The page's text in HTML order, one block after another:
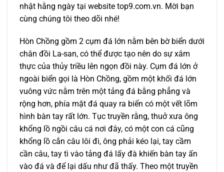
nhật hằng ngày tại website top9.com.vn. Mời bạn
cùng chúng tôi theo dõi nhé!
Hòn Chồng gồm 2 cụm đá lớn nằm bên bờ biển dưới
chân đồi La-san, có thể được tạo nên do sự xâm
thực của thủy triều lên ngọn đồi này. Cụm đá lớn ở
ngoài biển gọi là Hòn Chồng, gồm một khối đá lớn
vuông vức nằm trên một tảng đá bằng phẳng và
rộng hơn, phía mặt đá quay ra biển có một vết lõm
hình bàn tay rất lớn. Tục truyền rằng, thuở xưa ông
khổng lồ ngồi câu cá nơi đây, có một con cá cũng
khổng lồ cắn câu lôi đi, ông phải kéo lại, tay cầm
cần câu, tay tì vào tảng đá lấy đà khiến bàn tay ấn
vào đá và để lại dấu như đã thấy. Theo một truyền